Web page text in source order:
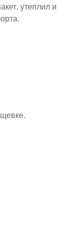
утеплил и